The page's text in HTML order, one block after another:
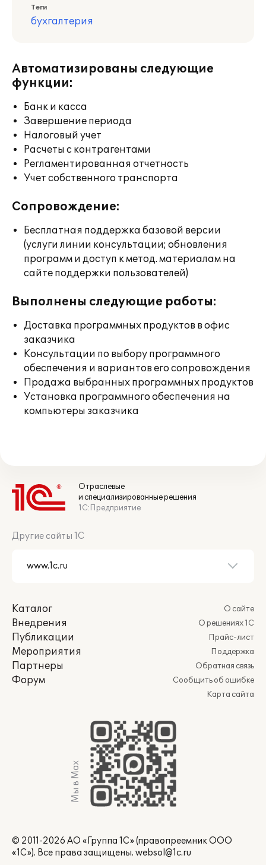
Теги
бухгалтерия
Автоматизированы следующие
функции:
Банк и касса
Завершение периода
Налоговый учет
Расчеты с контрагентами
Регламентированная отчетность
Учет собственного транспорта
Сопровождение:
Бесплатная поддержка базовой версии
(услуги линии консультации; обновления
программ и доступ к метод. материалам на
сайте поддержки пользователей)
Выполнены следующие работы:
Доставка программных продуктов в офис
заказчика
Консультации по выбору программного
обеспечения и вариантов его сопровождения
Продажа выбранных программных продуктов
Установка программного обеспечения на
компьютеры заказчика
Отраслевые
и специализированные решения
1С:Предприятие
Другие сайты 1С
Каталог
Внедрения
Публикации
Мероприятия
Партнеры
Форум
О сайте
О решениях 1С
Прайс-лист
Поддержка
Обратная связь
Сообщить об ошибке
Карта сайта
Мы в Max
© 2011-2026 АО «Группа 1С» (правопреемник ООО
«1С»). Все права защищены. websol@1c.ru